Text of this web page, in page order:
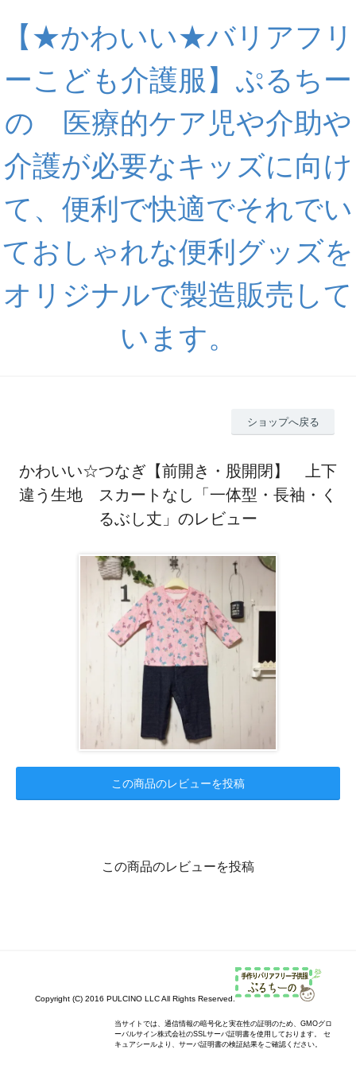
【★かわいい★バリアフリ
ーこども介護服】ぷるちー
の 医療的ケア児や介助や
介護が必要なキッズに向け
て、便利で快適でそれでい
ておしゃれな便利グッズを
オリジナルで製造販売して
います。
ショップへ戻る
かわいい☆つなぎ【前開き・股開閉】 上下
違う生地 スカートなし「一体型・長袖・く
るぶし丈」のレビュー
この商品のレビューを投稿
この商品のレビューを投稿
Copyright (C) 2016 PULCINO LLC All Rights Reserved.
当サイトでは、通信情報の暗号化と実在性の証明のため、GMOグロ
ーバルサイン株式会社のSSLサーバ証明書を使用しております。 セ
キュアシールより、サーバ証明書の検証結果をご確認ください。